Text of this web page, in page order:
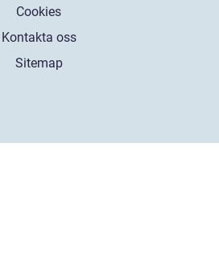
Cookies
Kontakta oss
Sitemap